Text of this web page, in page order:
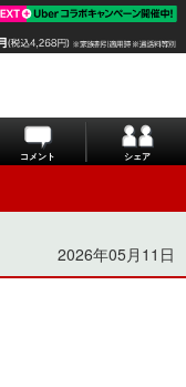
コメント シェア
2026年05月11日